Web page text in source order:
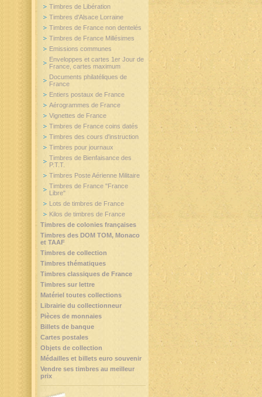
Timbres de Libération
Timbres d'Alsace Lorraine
Timbres de France non dentelés
Timbres de France Millésimes
Emissions communes
Enveloppes et cartes 1er Jour de
France, cartes maximum
Documents philatéliques de
France
Entiers postaux de France
Aérogrammes de France
Vignettes de France
Timbres de France coins datés
Timbres des cours d'instruction
Timbres pour journaux
Timbres de Bienfaisance des
P.T.T.
Timbres Poste Aérienne Militaire
Timbres de France "France
Libre"
Lots de timbres de France
Kilos de timbres de France
Timbres de colonies françaises
Timbres des DOM TOM, Monaco
et TAAF
Timbres de collection
Timbres thématiques
Timbres classiques de France
Timbres sur lettre
Matériel toutes collections
Librairie du collectionneur
Pièces de monnaies
Billets de banque
Cartes postales
Objets de collection
Médailles et billets euro souvenir
Vendre ses timbres au meilleur
prix